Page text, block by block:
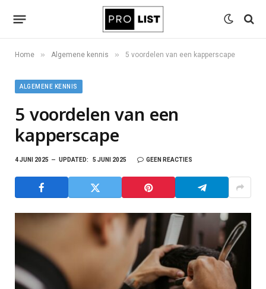
Home » Algemene kennis » 5 voordelen van een kapperscape
ALGEMENE KENNIS
5 voordelen van een
kapperscape
4 JUNI 2025 UPDATED: 5 JUNI 2025 GEEN REACTIES